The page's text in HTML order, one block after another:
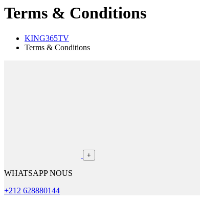
Terms & Conditions
KING365TV
Terms & Conditions
+
WHATSAPP NOUS
+212 628880144